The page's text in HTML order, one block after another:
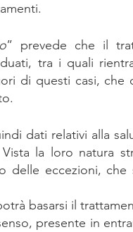
” prevede che il
tra i quali
di questi casi, che
dati relativi alla
la loro natura
delle eccezioni, che
basarsi il
presente in